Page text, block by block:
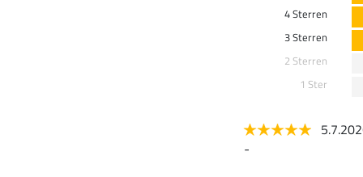
4 Sterren
3 Sterren
2 Sterren
1 Ster
-